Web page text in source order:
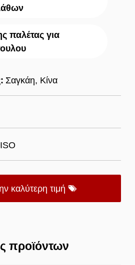
παλέτας για
Σαγκάη, Κίνα
καλύτερη τιμή
προϊόντων